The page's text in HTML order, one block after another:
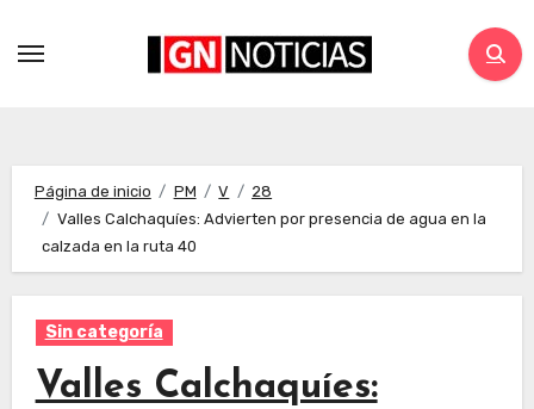
Página de inicio PM V
28
Valles Calchaquíes: Advierten por presencia de agua en la
calzada en la ruta 40
Sin categoría
Valles Calchaquíes: